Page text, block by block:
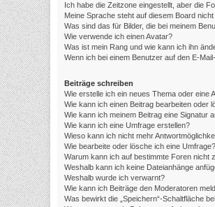
Ich habe die Zeitzone eingestellt, aber die
Meine Sprache steht auf diesem Board
Was sind das für Bilder, die bei meinem
Wie verwende ich einen Avatar?
Was ist mein Rang und wie kann ich ihn
Wenn ich bei einem Benutzer auf den E-
Beiträge schreiben
Wie erstelle ich ein neues Thema oder eine
Wie kann ich einen Beitrag bearbeiten oder
Wie kann ich meinem Beitrag eine Signatur
Wie kann ich eine Umfrage erstellen?
Wieso kann ich nicht mehr
Wie bearbeite oder lösche ich eine Umfrage?
Warum kann ich auf bestimmte Foren nicht
Weshalb kann ich keine Dateianhänge
Weshalb wurde ich verwarnt?
Wie kann ich Beiträge den Moderatoren
Was bewirkt die „Speichern“-Schaltfläche